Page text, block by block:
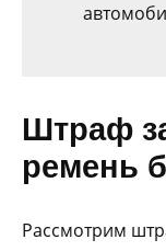
Штраф
ремень
Рассмотрим